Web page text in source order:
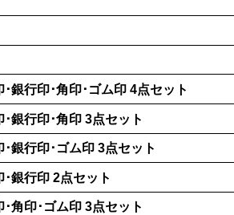
銀行印･角印･ゴム印 4点セット
銀行印･角印 3点セット
銀行印･ゴム印 3点セット
銀行印 2点セット
角印･ゴム印 3点セット